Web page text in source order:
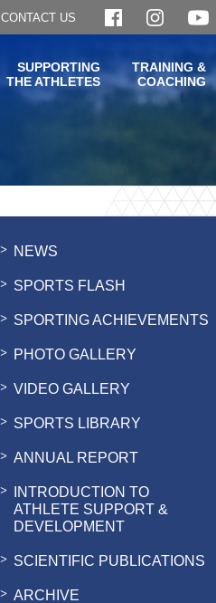
CONTACT US
SUPPORTING
THE ATHLETES
TRAINING &
COACHING
NEWS
SPORTS FLASH
SPORTING ACHIEVEMENTS
PHOTO GALLERY
VIDEO GALLERY
SPORTS LIBRARY
ANNUAL REPORT
INTRODUCTION TO
ATHLETE SUPPORT &
DEVELOPMENT
SCIENTIFIC PUBLICATIONS
ARCHIVE